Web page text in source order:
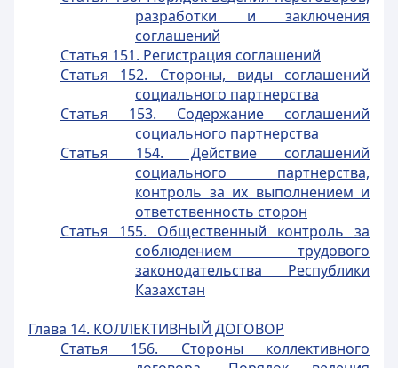
разработки и заключения
соглашений
Статья 151. Регистрация соглашений
Статья 152. Стороны, виды соглашений
социального партнерства
Статья 153. Содержание соглашений
социального партнерства
Статья 154. Действие соглашений
социального партнерства,
контроль за их выполнением и
ответственность сторон
Статья 155. Общественный контроль за
соблюдением трудового
законодательства Республики
Казахстан
Глава 14. КОЛЛЕКТИВНЫЙ ДОГОВОР
Статья 156. Стороны коллективного